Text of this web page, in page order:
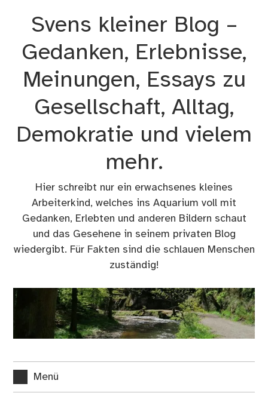
Svens kleiner Blog –
Gedanken, Erlebnisse,
Meinungen, Essays zu
Gesellschaft, Alltag,
Demokratie und vielem
mehr.
Hier schreibt nur ein erwachsenes kleines
Arbeiterkind, welches ins Aquarium voll mit
Gedanken, Erlebten und anderen Bildern schaut
und das Gesehene in seinem privaten Blog
wiedergibt. Für Fakten sind die schlauen Menschen
zuständig!
Menü